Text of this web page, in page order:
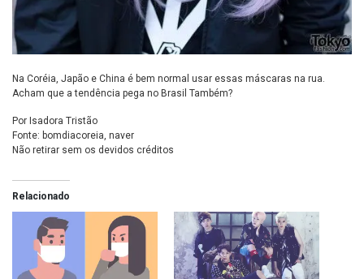
Na Coréia, Japão e China é bem normal usar essas máscaras na rua.
Acham que a tendência pega no Brasil Também?
Por Isadora Tristão
Fonte: bomdiacoreia, naver
Não retirar sem os devidos créditos
Relacionado